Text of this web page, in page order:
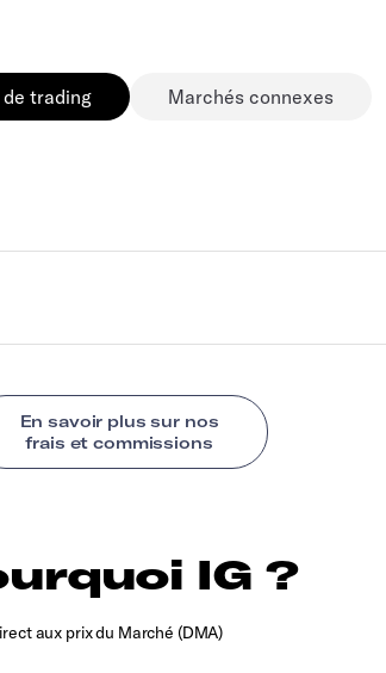
trading Marchés connexes
IG ?
aux prix du Marché (DMA)